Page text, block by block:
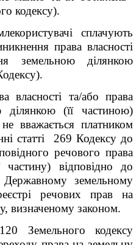
кодексу).
сплачують
права власності
земельною ділянкою
власності та/або права
ділянкою (її частиною)
вважається платником
статті 269 Кодексу до
речового права
частину) відповідно до
Державному земельному
речових прав на
визначеному законом.
Земельного кодексу